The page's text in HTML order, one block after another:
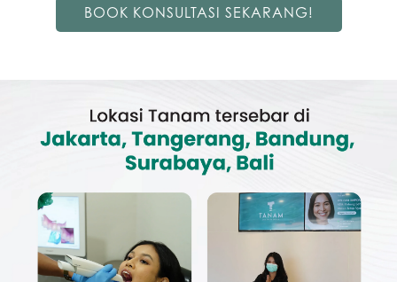
BOOK KONSULTASI SEKARANG!